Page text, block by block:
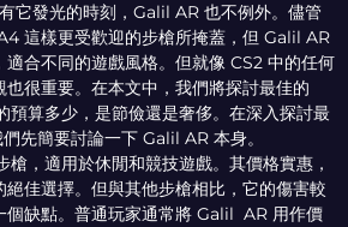
它發光的時刻，Galil AR 也不例外。儘管
這樣更受歡迎的步槍所掩蓋，但 Galil AR
合不同的遊戲風格。但就像 CS2 中的任何
很重要。在本文中，我們將探討最佳的
預算多少，是節儉還是奢侈。在深入探討最
先簡要討論一下 Galil AR 本身。
，適用於休閒和競技遊戲。其價格實惠，
佳選擇。但與其他步槍相比，它的傷害較
個缺點。普通玩家通常將 Galil AR 用作價